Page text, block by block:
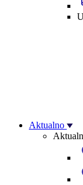
Aktualno